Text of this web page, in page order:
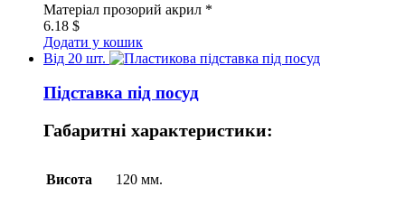
Матеріал прозорий акрил *
6.18 $
Додати у кошик
Від 20 шт.
Підставка під посуд
Габаритні характеристики:
Висота 120 мм.